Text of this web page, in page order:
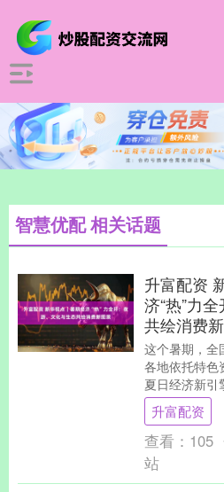
智慧优配 相关话题
升富配资
济“热”力
共绘消费
这个暑期，全
各地依托特色
夏日经济新引
穿越千年烟火
辉煌，古风....
升富配资
查看： 105
站